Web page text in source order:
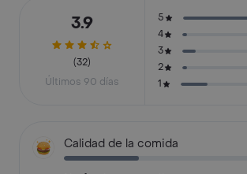
3.9
(32)
Últimos 90 días
5
4
3
2
1
Calidad de la comida